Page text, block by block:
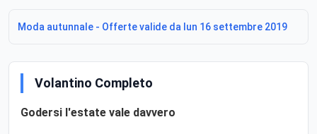
Moda autunnale - Offerte valide da lun 16 settembre 2019
Volantino Completo
Godersi l'estate vale davvero